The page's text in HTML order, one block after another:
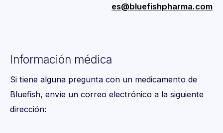
es@bluefishpharma.com
Información médica
Si tiene alguna pregunta con un medicamento de
Bluefish, envíe un correo electrónico a la siguiente
dirección: